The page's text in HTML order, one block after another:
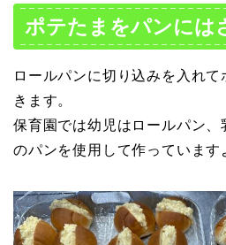
ポテたまをパンには
ロールパンに切り込みを入れ
きます。
保育園では幼児はロールパン、
のパンを使用して作っています